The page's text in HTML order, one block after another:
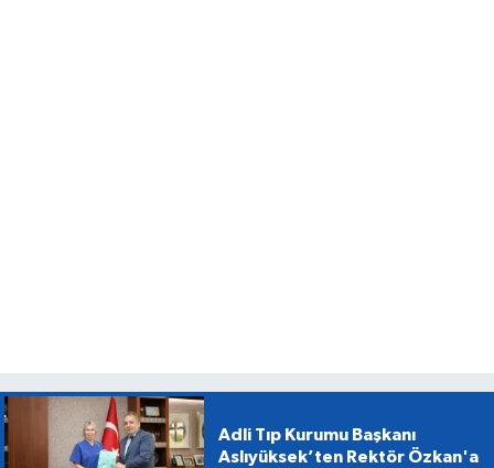
Adli Tıp Kurumu Başkanı
Aslıyüksek’ten Rektör Özkan'a